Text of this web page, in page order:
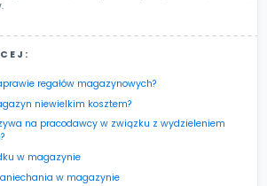
regałów magazynowych?
niewielkim kosztem?
na pracodawcy w związku z wydzieleniem
w magazynie
w magazynie